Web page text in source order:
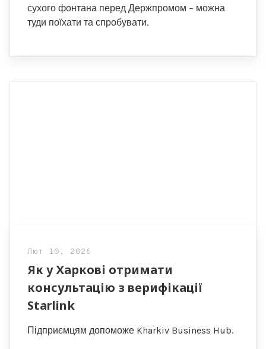
сухого фонтана перед Держпромом – можна
туди поїхати та спробувати.
Лют 10, 2026
Як у Харкові отримати
консультацію з верифікації
Starlink
Підприємцям допоможе Kharkiv Business Hub.